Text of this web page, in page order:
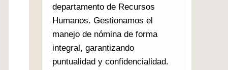
departamento de Recursos
Humanos. Gestionamos el
manejo de nómina de forma
integral, garantizando
puntualidad y confidencialidad.